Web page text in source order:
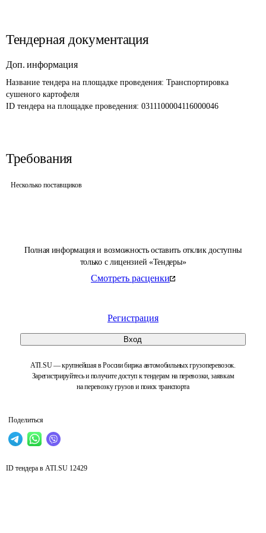
Полная информация и возможность оставить отклик доступны
только с лицензией «Тендеры»
Смотреть расценки
Регистрация
Вход
ATI.SU — крупнейшая в России биржа автомобильных грузоперевозок.
Зарегистрируйтесь и получите доступ к тендерам на перевозки, заявкам
на перевозку грузов и поиск транспорта
Поделиться
Тендерная документация
Доп. информация
Название тендера на площадке проведения: Транспортировка
сушеного картофеля
ID тендера на площадке проведения: 0311100004116000046
Требования
Несколько поставщиков
ID тендера в ATI.SU 12429